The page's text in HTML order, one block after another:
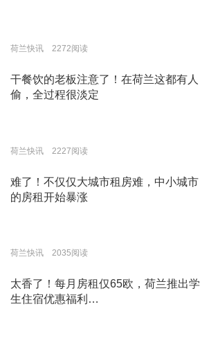
荷兰快讯 2272阅读
干餐饮的老板注意了！在荷兰这都有人
偷，全过程很淡定
荷兰快讯 2227阅读
难了！不仅仅大城市租房难，中小城市
的房租开始暴涨
荷兰快讯 2035阅读
太香了！每月房租仅65欧，荷兰推出学
生住宿优惠福利…